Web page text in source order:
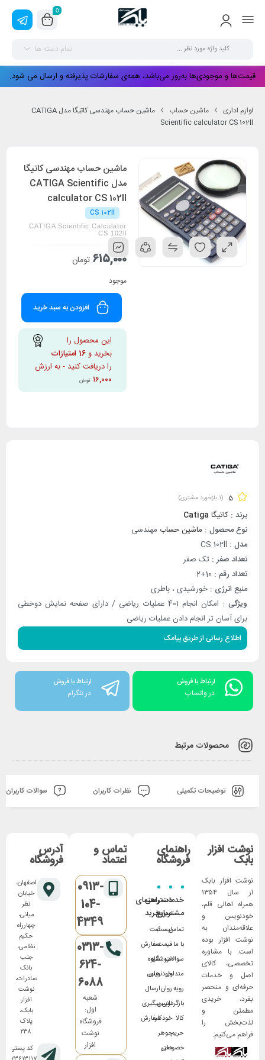
0
تمام دسته ها
قیمت‌ها و موجودی‌ها به‌روز می‌باشد، همه‌ی سفارشات پذیرفته و ارسال می شود.
لوازم اداری ماشین حساب
ماشین حساب مهندسی کاتیگا مدل CATIGA
Scientific calculator CS 102ll
ماشین حساب مهندسی کاتیگا
مدل CATIGA Scientific
calculator CS 102ll
CS 102ll
CATIGA Scientific Calculator
CS 102ll
۶۱۵,۰۰۰ تومان
موجود
افزودن به سبد خرید
این محصول را
بخرید و16 امتیازات
را دریافت کنید - به ارزش
۱۶,۰۰۰ تومان
5
(
1 بازخورد مشتری)
برند : کاتیگاCatiga
نوع محصول : ماشین حساب مهندسی
مدل : CS 102ll
تعداد صفر : تک صفر
تعداد رقم : 10+2
منبع انرژی : خورشیدی ، باطری
ویژگی :
امکان انجام 401 عملیات ریاضی / دارای صفحه نمایش دوخطی
برای آسان تر انجام دادن عملیات ریاضی
اطلاع رسانی از طریق پیامک
ارتباط با فروش
در واتساپ
ارتباط با فروش
در تلگرام
محصولات مرتبط
توضیحات تکمیلی نظرات کاربران سوالات کاربران
نوشت افزار
بابک
نوشت افزار بابک
از سال ۱۳۵۴
همراه اهالی قلم،
خودنویس و
علاقه‌مندان به
نوشت افزار بوده
است. با مشاوره
تخصصی، کالای
اصل و خدمات
حرفه‌ای و منحصر
بفرد، خریدی
مطمئن و
لذت‌بخش را
فراهم می‌کنیم.
راهنمای
فروشگاه
خدمات
مشتریان
تماس
با ما
سوالات
متداول
رویه
بازگردانی
کالا
حریم
خصوصی
دسترسی
سریع
لیست
قیمت
فروشگاه
خودنویس
روان
نویس
خودکار
جوهر
دفتر
راهنمای
خرید
ثبت
سفارش
شیوه
های
ارسال
پیگیری
سفارش
تماس و
اعتماد
0913-
104-
4349
0313-
624-
6088
شعبه
اول:
فروشگاه
نوشت
افزار
آدرس
فروشگاه
اصفهان،
خیابان
نظر
میانی،
چهارراه
حکیم
نظامی،
جنب
بانک
صادرات،
نوشت
افزار
بابک،
پلاک
۲۳۸
کد پستی: